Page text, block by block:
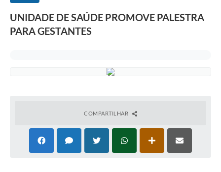
Transparência
Defesa Civil
Fale com o Prefeito
UNIDADE DE SAÚDE PROMOVE PALESTRA
PARA GESTANTES
COMPARTILHAR